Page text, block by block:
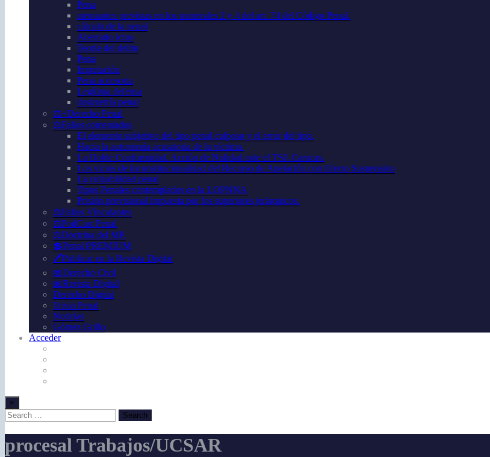
Pena
atenuantes previstas en los numerales 2 y 4 del art. 74 del Código Penal.
cálculo de la penal
Aberratio Ictus
Teoría del delito
Pena
Imputación
Pena accesoria
Legítima defensa
dosimetría penal
⚖️+Derecho Penal
⚖️Fallos comentados
El elemento subjetivo del tipo penal culposo y el error del tipo.
Hacia la autonomía acusatoria de la víctima.
La Doble Conformidad. Acción de Nulidad ante el TSJ. Caracas.
Los vicios de inconstitucionalidad del Recurso de Apelación con Efecto Suspensivo
La culpabilidad penal
Tipos Penales contemplados en la LOPNNA
Prisión provisional impuesta por los superiores jerárquicos.
⚖️Fallos Vínculantes
⚖️PodCast Penal
⚖️Doctrina del MP.
💲Penal PREMIUM
🖊️Publicar en la Revista Digital
📖Derecho Civil
📖Revista Digital
Derecho Digital
Trivia Penal
Noticias
Gómez Grillo
Acceder
×
procesal Trabajos/UCSAR